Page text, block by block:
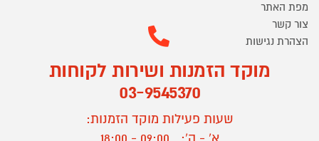
מפת האתר
צור קשר
הצהרת נגישות
מוקד הזמנות ושירות לקוחות
03-9545370
שעות פעילות מוקד הזמנות: